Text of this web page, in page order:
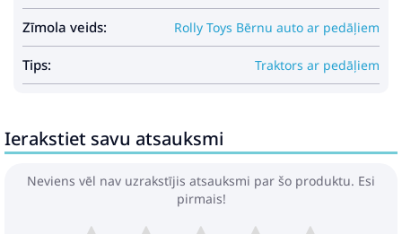
Zīmola veids: Rolly Toys Bērnu auto ar pedāļiem
Tips: Traktors ar pedāļiem
Ierakstiet savu atsauksmi
Neviens vēl nav uzrakstījis atsauksmi par šo produktu. Esi
pirmais!